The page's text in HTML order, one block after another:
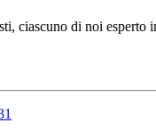
ciascuno di noi